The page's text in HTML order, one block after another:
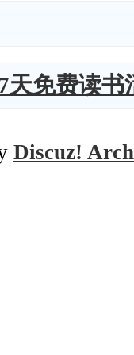
天免费读书
Discuz!